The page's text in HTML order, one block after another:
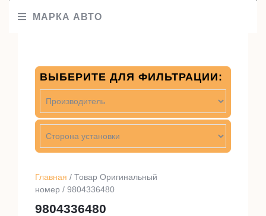
МАРКА АВТО
Главная / Товар Оригинальный
номер / 9804336480
9804336480
ВЫБЕРИТЕ ДЛЯ ФИЛЬТРАЦИИ: